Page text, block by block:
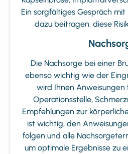
Ein sorgfältiges Gespräch
dazu beitragen, diese
Die Nachsorge bei einer
ebenso wichtig wie der
wird Ihnen Anweisungen
Operationsstelle,
Empfehlungen zur
ist wichtig, den
folgen und alle
um optimale Ergebnisse zu